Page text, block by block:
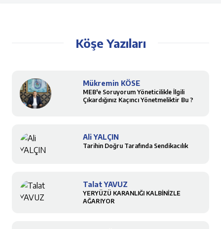
Köşe Yazıları
Mükremin KÖSE
MEB'e Soruyorum Yöneticilikle İlgili
Çıkardığınız Kaçıncı Yönetmeliktir Bu ?
Ali YALÇIN
Tarihin Doğru Tarafında Sendikacılık
Talat YAVUZ
YERYÜZÜ KARANLIĞI KALBİNİZLE
AĞARIYOR